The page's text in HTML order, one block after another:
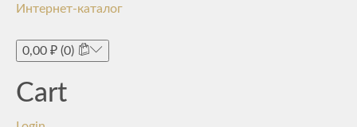
Интернет-каталог
0,00 ₽ (0)
Cart